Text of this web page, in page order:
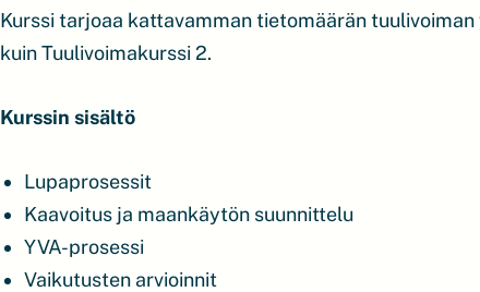
Kurssi tarjoaa kattavamman tietomäärän
kuin Tuulivoimakurssi 2.
Kurssin sisältö
Lupaprosessit
Kaavoitus ja maankäytön suunnittelu
YVA-prosessi
Vaikutusten arvioinnit